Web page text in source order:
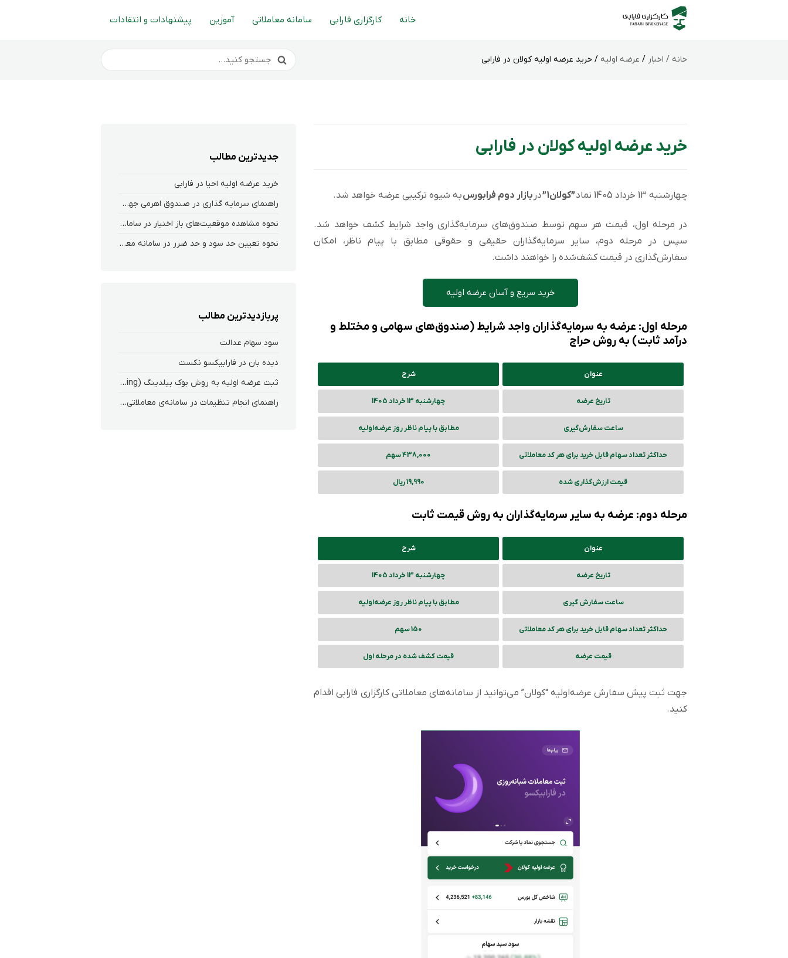
خانه کارگزاری فارابی سامانه معاملاتی آموزین پیشنهادات و انتقادات
خانه / اخبار / عرضه اولیه / خرید عرضه اولیه کولان در فارابی
خرید عرضه اولیه کولان در فارابی
چهارشنبه 13 خرداد 1405 نماد ”کولان1” در بازار دوم فرابورسبه شیوه ترکیبی عرضه خواهد شد.
در مرحله اول، قیمت هر سهم توسط صندوق‌های سرمایه‌گذاری واجد شرایط کشف خواهد شد.
سپس در مرحله دوم، سایر سرمایه‌گذاران حقیقی و حقوقی مطابق با پیام ناظر، امکان
سفارش‌گذاری در قیمت کشف‌شده را خواهند داشت.
خرید سریع و آسان عرضه اولیه
مرحله اول: عرضه به سرمایه‌گذاران واجد شرایط (صندوق‌های سهامی و مختلط و
درآمد ثابت) به روش حراج
عنوان شرح
تاریخ عرضه چهارشنبه 13 خرداد 1405
ساعت سفارش‌گیری مطابق با پیام ناظر روز عرضه‌‌اولیه
حداکثر تعداد سهام قابل خرید برای هر کد معاملاتی 438,000 سهم
قیمت ارزش‌گذاری شده 19,990 ریال
مرحله دوم: عرضه به سایر سرمایه‌گذاران به روش قیمت ثابت
عنوان شرح
تاریخ عرضه چهارشنبه 13 خرداد 1405
ساعت سفارش گیری مطابق با پیام ناظر روز عرضه‌اولیه
حداکثر تعداد سهام قابل خرید برای هر کد معاملاتی 150 سهم
قیمت عرضه قیمت کشف شده در مرحله اول
جهت ثبت پیش سفارش عرضه‌اولیه “کولان” می‌توانید از سامانه‌های معاملاتی کارگزاری فارابی اقدام
کنید.
جدیدترین مطالب
خرید عرضه اولیه احیا در فارابی
راهنمای سرمایه گذاری در صندوق اهرمی جهش
نحوه‌ مشاهده‌ موقعیت‌های باز اختیار در سامانه هلیوم و نکست
نحوه تعیین حد سود و حد ضرر در سامانه معاملاتی کارگزاری فارابی
پربازدیدترین مطالب
سود سهام عدالت
دیده بان در فارابیکسو نکست
ثبت عرضه اولیه به روش بوک بیلدینگ (Book Building) در کارگزاری فارابی
راهنمای انجام تنظیمات در سامانه‌ی معاملاتی ریواس